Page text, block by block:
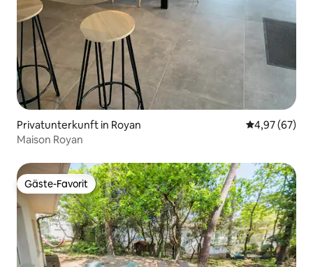
Privatunterkunft in Royan
4,97 (67)
Maison Royan
Gäste-Favorit
Gäste-Favorit